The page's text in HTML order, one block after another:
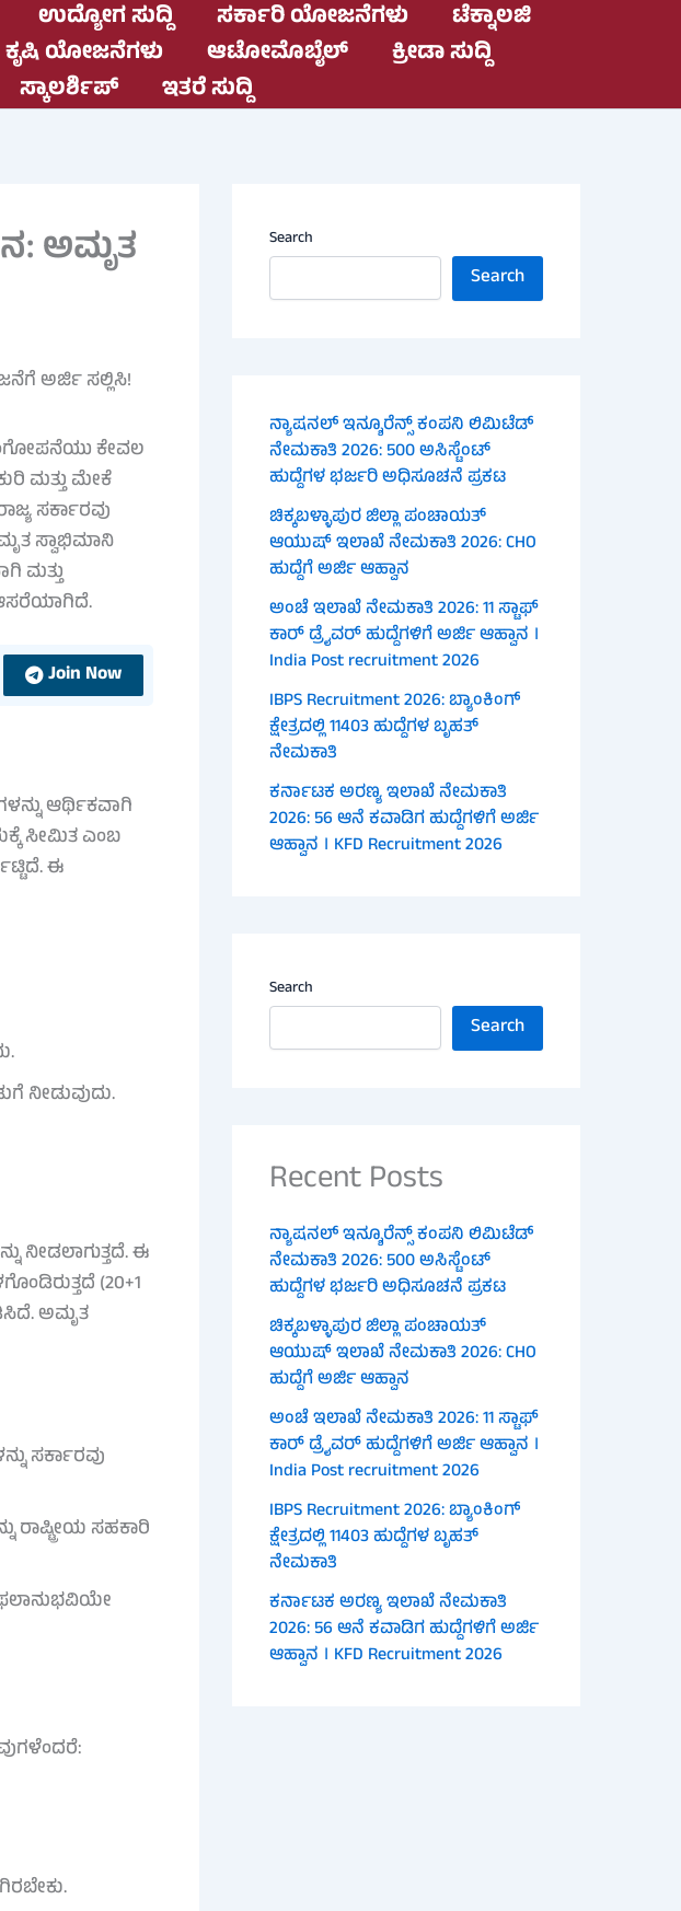
ಉದ್ಯೋಗ ಸುದ್ದಿ ಸರ್ಕಾರಿ ಯೋಜನೆಗಳು
ಟೆಕ್ನಾಲಜಿ
ಕೃಷಿ ಯೋಜನೆಗಳು ಆಟೋಮೊಬೈಲ್
ಕ್ರೀಡಾ ಸುದ್ದಿ
ಸ್ಕಾಲರ್ಶಿಪ್ ಇತರೆ ಸುದ್ದಿ
ಅಮೃತ
ಕೇವಲ
ಮತ್ತು ಮೇಕೆ
ಸರ್ಕಾರವು
ಸ್ವಾಭಿಮಾನಿ
ಮತ್ತು
Join Now
ಆರ್ಥಿಕವಾಗಿ
ಸೀಮಿತ ಎಂಬ
ಈ
ನೀಡುವುದು.
ನೀಡಲಾಗುತ್ತದೆ. ಈ
(20+1
ಅಮೃತ
ಸರ್ಕಾರವು
ರಾಷ್ಟ್ರೀಯ ಸಹಕಾರಿ
ಫಲಾನುಭವಿಯೇ
Search
Search
ನ್ಯಾಷನಲ್ ಇನ್ಶೂರೆನ್ಸ್ ಕಂಪನಿ ಲಿಮಿಟೆಡ್
ನೇಮಕಾತಿ 2026: 500 ಅಸಿಸ್ಟೆಂಟ್
ಹುದ್ದೆಗಳ ಭರ್ಜರಿ ಅಧಿಸೂಚನೆ ಪ್ರಕಟ
ಚಿಕ್ಕಬಳ್ಳಾಪುರ ಜಿಲ್ಲಾ ಪಂಚಾಯತ್
ಆಯುಷ್ ಇಲಾಖೆ ನೇಮಕಾತಿ 2026: CHO
ಹುದ್ದೆಗೆ ಅರ್ಜಿ ಆಹ್ವಾನ
ಅಂಚೆ ಇಲಾಖೆ ನೇಮಕಾತಿ 2026: 11 ಸ್ಟಾಫ್
ಕಾರ್ ಡ್ರೈವರ್ ಹುದ್ದೆಗಳಿಗೆ ಅರ್ಜಿ ಆಹ್ವಾನ ।
India Post recruitment 2026
IBPS Recruitment 2026: ಬ್ಯಾಂಕಿಂಗ್
ಕ್ಷೇತ್ರದಲ್ಲಿ 11403 ಹುದ್ದೆಗಳ ಬೃಹತ್
ನೇಮಕಾತಿ
ಕರ್ನಾಟಕ ಅರಣ್ಯ ಇಲಾಖೆ ನೇಮಕಾತಿ
2026: 56 ಆನೆ ಕವಾಡಿಗ ಹುದ್ದೆಗಳಿಗೆ ಅರ್ಜಿ
ಆಹ್ವಾನ । KFD Recruitment 2026
Search
Search
Recent Posts
ನ್ಯಾಷನಲ್ ಇನ್ಶೂರೆನ್ಸ್ ಕಂಪನಿ ಲಿಮಿಟೆಡ್
ನೇಮಕಾತಿ 2026: 500 ಅಸಿಸ್ಟೆಂಟ್
ಹುದ್ದೆಗಳ ಭರ್ಜರಿ ಅಧಿಸೂಚನೆ ಪ್ರಕಟ
ಚಿಕ್ಕಬಳ್ಳಾಪುರ ಜಿಲ್ಲಾ ಪಂಚಾಯತ್
ಆಯುಷ್ ಇಲಾಖೆ ನೇಮಕಾತಿ 2026: CHO
ಹುದ್ದೆಗೆ ಅರ್ಜಿ ಆಹ್ವಾನ
ಅಂಚೆ ಇಲಾಖೆ ನೇಮಕಾತಿ 2026: 11 ಸ್ಟಾಫ್
ಕಾರ್ ಡ್ರೈವರ್ ಹುದ್ದೆಗಳಿಗೆ ಅರ್ಜಿ ಆಹ್ವಾನ ।
India Post recruitment 2026
IBPS Recruitment 2026: ಬ್ಯಾಂಕಿಂಗ್
ಕ್ಷೇತ್ರದಲ್ಲಿ 11403 ಹುದ್ದೆಗಳ ಬೃಹತ್
ನೇಮಕಾತಿ
ಕರ್ನಾಟಕ ಅರಣ್ಯ ಇಲಾಖೆ ನೇಮಕಾತಿ
2026: 56 ಆನೆ ಕವಾಡಿಗ ಹುದ್ದೆಗಳಿಗೆ ಅರ್ಜಿ
ಆಹ್ವಾನ । KFD Recruitment 2026